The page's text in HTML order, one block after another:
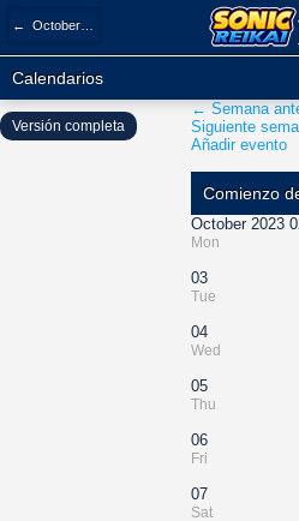
← October 2023
Calendarios
← Semana
Siguiente
Añadir evento
Comienzo
October 2023
Mon
03
Tue
04
Wed
05
Thu
06
Fri
07
Sat
Versión completa